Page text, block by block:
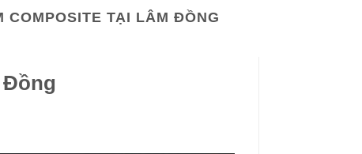
COMPOSITE TẠI LÂM ĐỒNG
Đồng